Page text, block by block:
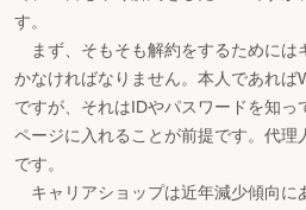
す。
まず、そもそも解約をするためには
かなければなりません。本人であれば
ですが、それはIDやパスワードを知っ
ページに入れることが前提です。代理
です。
キャリアショップは近年減少傾向に